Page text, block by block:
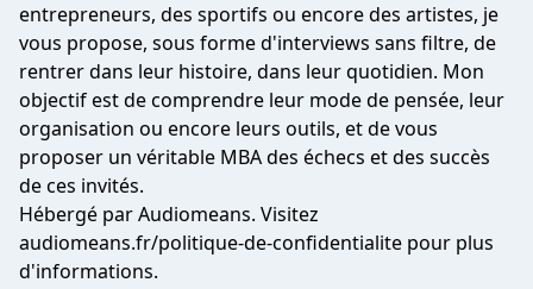
entrepreneurs, des sportifs ou encore des artistes, je
vous propose, sous forme d'interviews sans filtre, de
rentrer dans leur histoire, dans leur quotidien. Mon
objectif est de comprendre leur mode de pensée, leur
organisation ou encore leurs outils, et de vous
proposer un véritable MBA des échecs et des succès
de ces invités.
Hébergé par Audiomeans. Visitez
audiomeans.fr/politique-de-confidentialite pour plus
d'informations.